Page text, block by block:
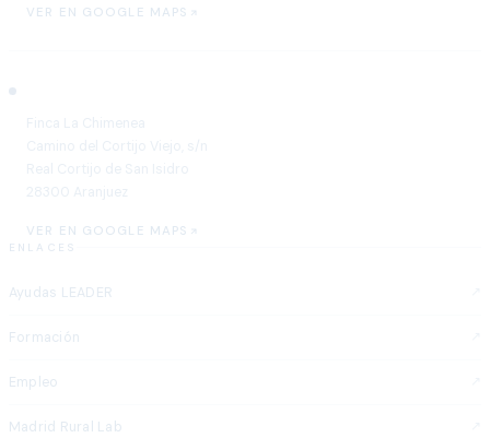
VER EN GOOGLE MAPS
VER EN GOOGLE MAPS
ENLACES
Ayudas LEADER
Formación
Empleo
Madrid Rural Lab